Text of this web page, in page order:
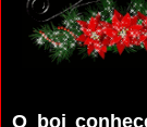
O boi